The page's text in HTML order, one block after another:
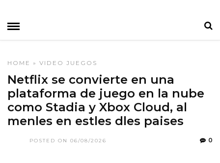
HOME » VIDEO JUEGOS
Netflix se convierte en una
plataforma de juego en la nube
como Stadia y Xbox Cloud, al
menles en estles dles paises
POSTED ON 06/08/2026 0